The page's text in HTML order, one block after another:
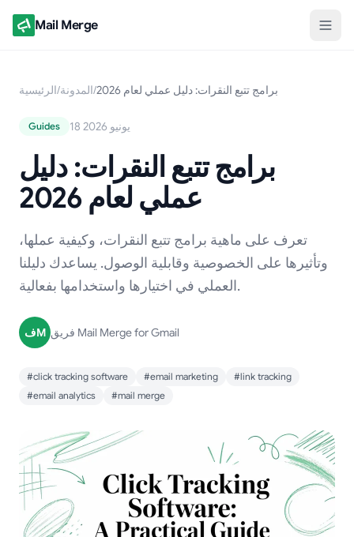
Mail Merge
الرئيسية/المدونة/ برامج تتبع النقرات: دليل عملي لعام 2026
Guides 18 يونيو 2026
برامج تتبع النقرات: دليل
عملي لعام 2026
تعرف على ماهية برامج تتبع النقرات، وكيفية عملها،
وتأثيرها على الخصوصية وقابلية الوصول. يساعدك دليلنا
العملي في اختيارها واستخدامها بفعالية.
فM فريق Mail Merge for Gmail
#click tracking software #email marketing
#link tracking
#email analytics
#mail merge